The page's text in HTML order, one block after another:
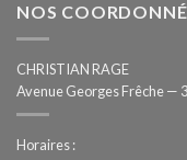
NOS
CHRISTIAN RAGE
Avenue Georges Frêche —
Horaires :